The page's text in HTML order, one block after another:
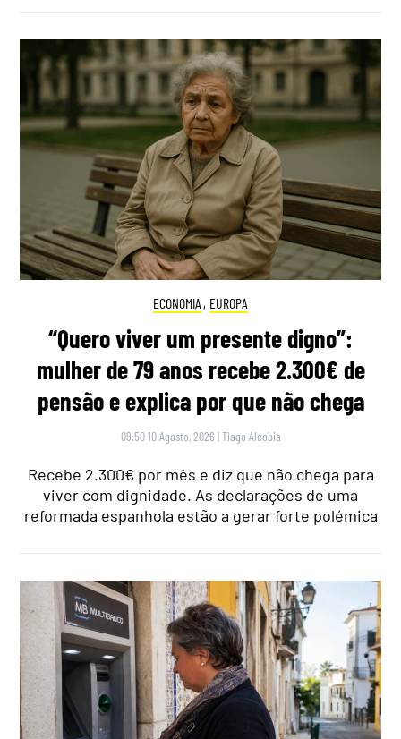
ECONOMIA , EUROPA
“Quero viver um presente digno”:
mulher de 79 anos recebe 2.300€ de
pensão e explica por que não chega
09:50 10 Agosto, 2026 |Tiago Alcobia
Recebe 2.300€ por mês e diz que não chega para
viver com dignidade. As declarações de uma
reformada espanhola estão a gerar forte polémica